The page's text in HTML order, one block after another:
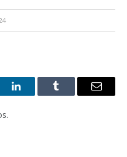
LinkedInTumblr
E-